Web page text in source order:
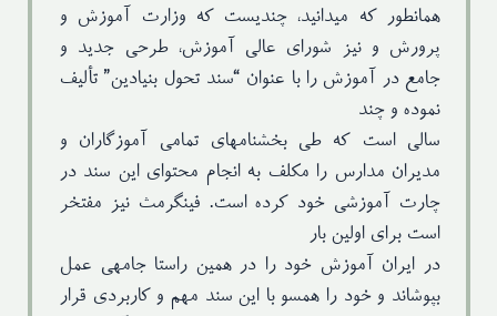
همانطور که میدانید، چندیست که وزارت آموزش و
پرورش و نیز شورای عالی آموزش، طرحی جدید و
جامع در آموزش را با عنوان “سند تحول بنیادین” تألیف
نموده و چند
سالی است که طی بخشنامهای تمامی آموزگاران و
مدیران مدارس را مکلف به انجام محتوای این سند در
چارت آموزشی خود کرده است. فینگرمث نیز مفتخر
است برای اولین بار
در ایران آموزش خود را در همین راستا جامهی عمل
بپوشاند و خود را همسو با این سند مهم و کاربردی قرار